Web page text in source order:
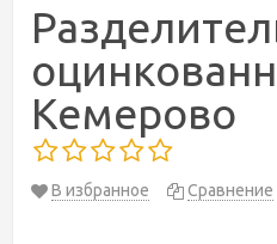
Кемерово
В избранное Сравнение